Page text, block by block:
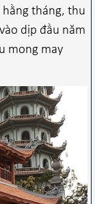
tháng, thu
dịp đầu năm
mong may